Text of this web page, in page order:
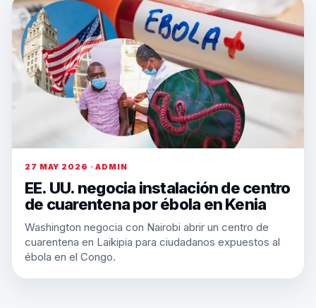
27 MAY 2026 · ADMIN
EE. UU. negocia instalación de centro
de cuarentena por ébola en Kenia
Washington negocia con Nairobi abrir un centro de
cuarentena en Laikipia para ciudadanos expuestos al
ébola en el Congo.